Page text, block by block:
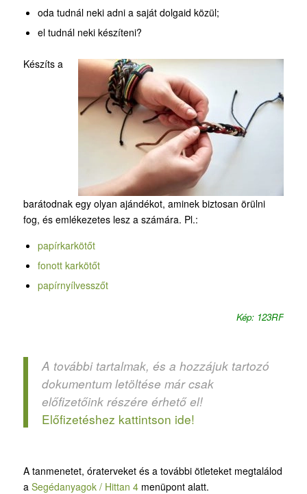
oda tudnál neki adni a saját dolgaid közül;
el tudnál neki készíteni?
Készíts a
barátodnak egy olyan ajándékot, aminek biztosan örülni
fog, és emlékezetes lesz a számára. Pl.:
papírkarkötőt
fonott karkötőt
papírnyílvesszőt
Kép: 123RF
A további tartalmak, és a hozzájuk tartozó
dokumentum letöltése már csak
előfizetőink részére érhető el!
Előfizetéshez kattintson ide!
A tanmenetet, óraterveket és a további ötleteket megtalálod
a Segédanyagok / Hittan 4menüpont alatt.